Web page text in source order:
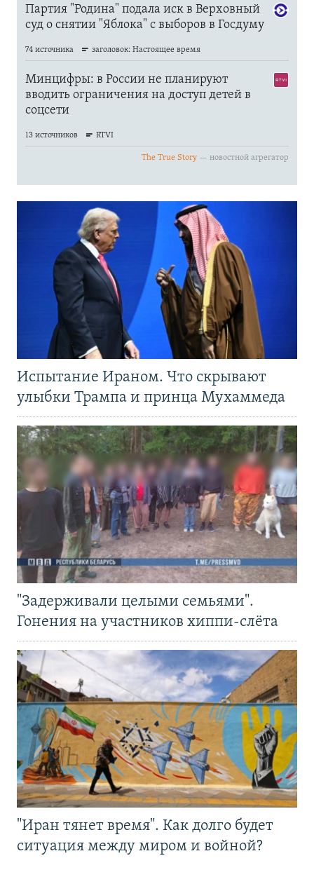
Испытание Ираном. Что скрывают
улыбки Трампа и принца Мухаммеда
"Задерживали целыми семьями".
Гонения на участников хиппи-слёта
"Иран тянет время". Как долго будет
ситуация между миром и войной?